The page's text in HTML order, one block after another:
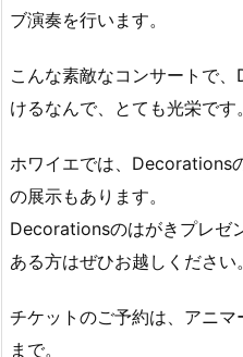
ブ演奏を行います。
こんな素敵なコンサートで
けるなんで、とても光栄です。
ホワイエでは、Decorations
の展示もあります。
Decorationsのはがきプレゼ
ある方はぜひお越しください。
チケットのご予約は、アニ
まで。